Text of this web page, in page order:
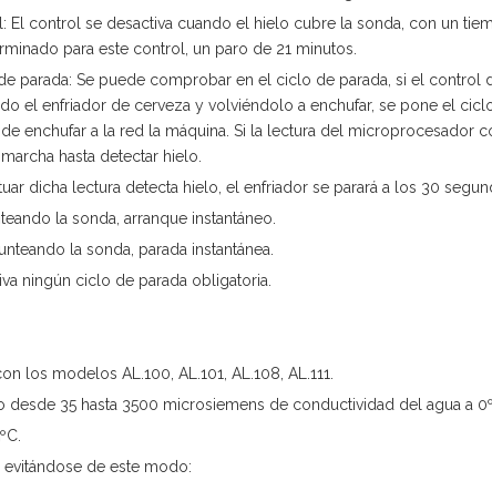
El control se desactiva cuando el hielo cubre la sonda, con un
para este control, un paro de 21 minutos.
parada: Se puede comprobar en el ciclo de parada, si el control
el enfriador de cerveza y volviéndolo a enchufar, se pone el
enchufar a la red la máquina. Si la lectura del microprocesador
hasta detectar hielo.
dicha lectura detecta hielo, el enfriador se parará a los 30
la sonda, arranque instantáneo.
la sonda, parada instantánea.
ningún ciclo de parada obligatoria.
los modelos AL.100, AL.101, AL.108, AL.111.
desde 35 hasta 3500 microsiemens de conductividad del agua a
de este modo: